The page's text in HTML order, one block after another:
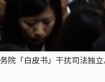
院「白皮书」干扰司法独立